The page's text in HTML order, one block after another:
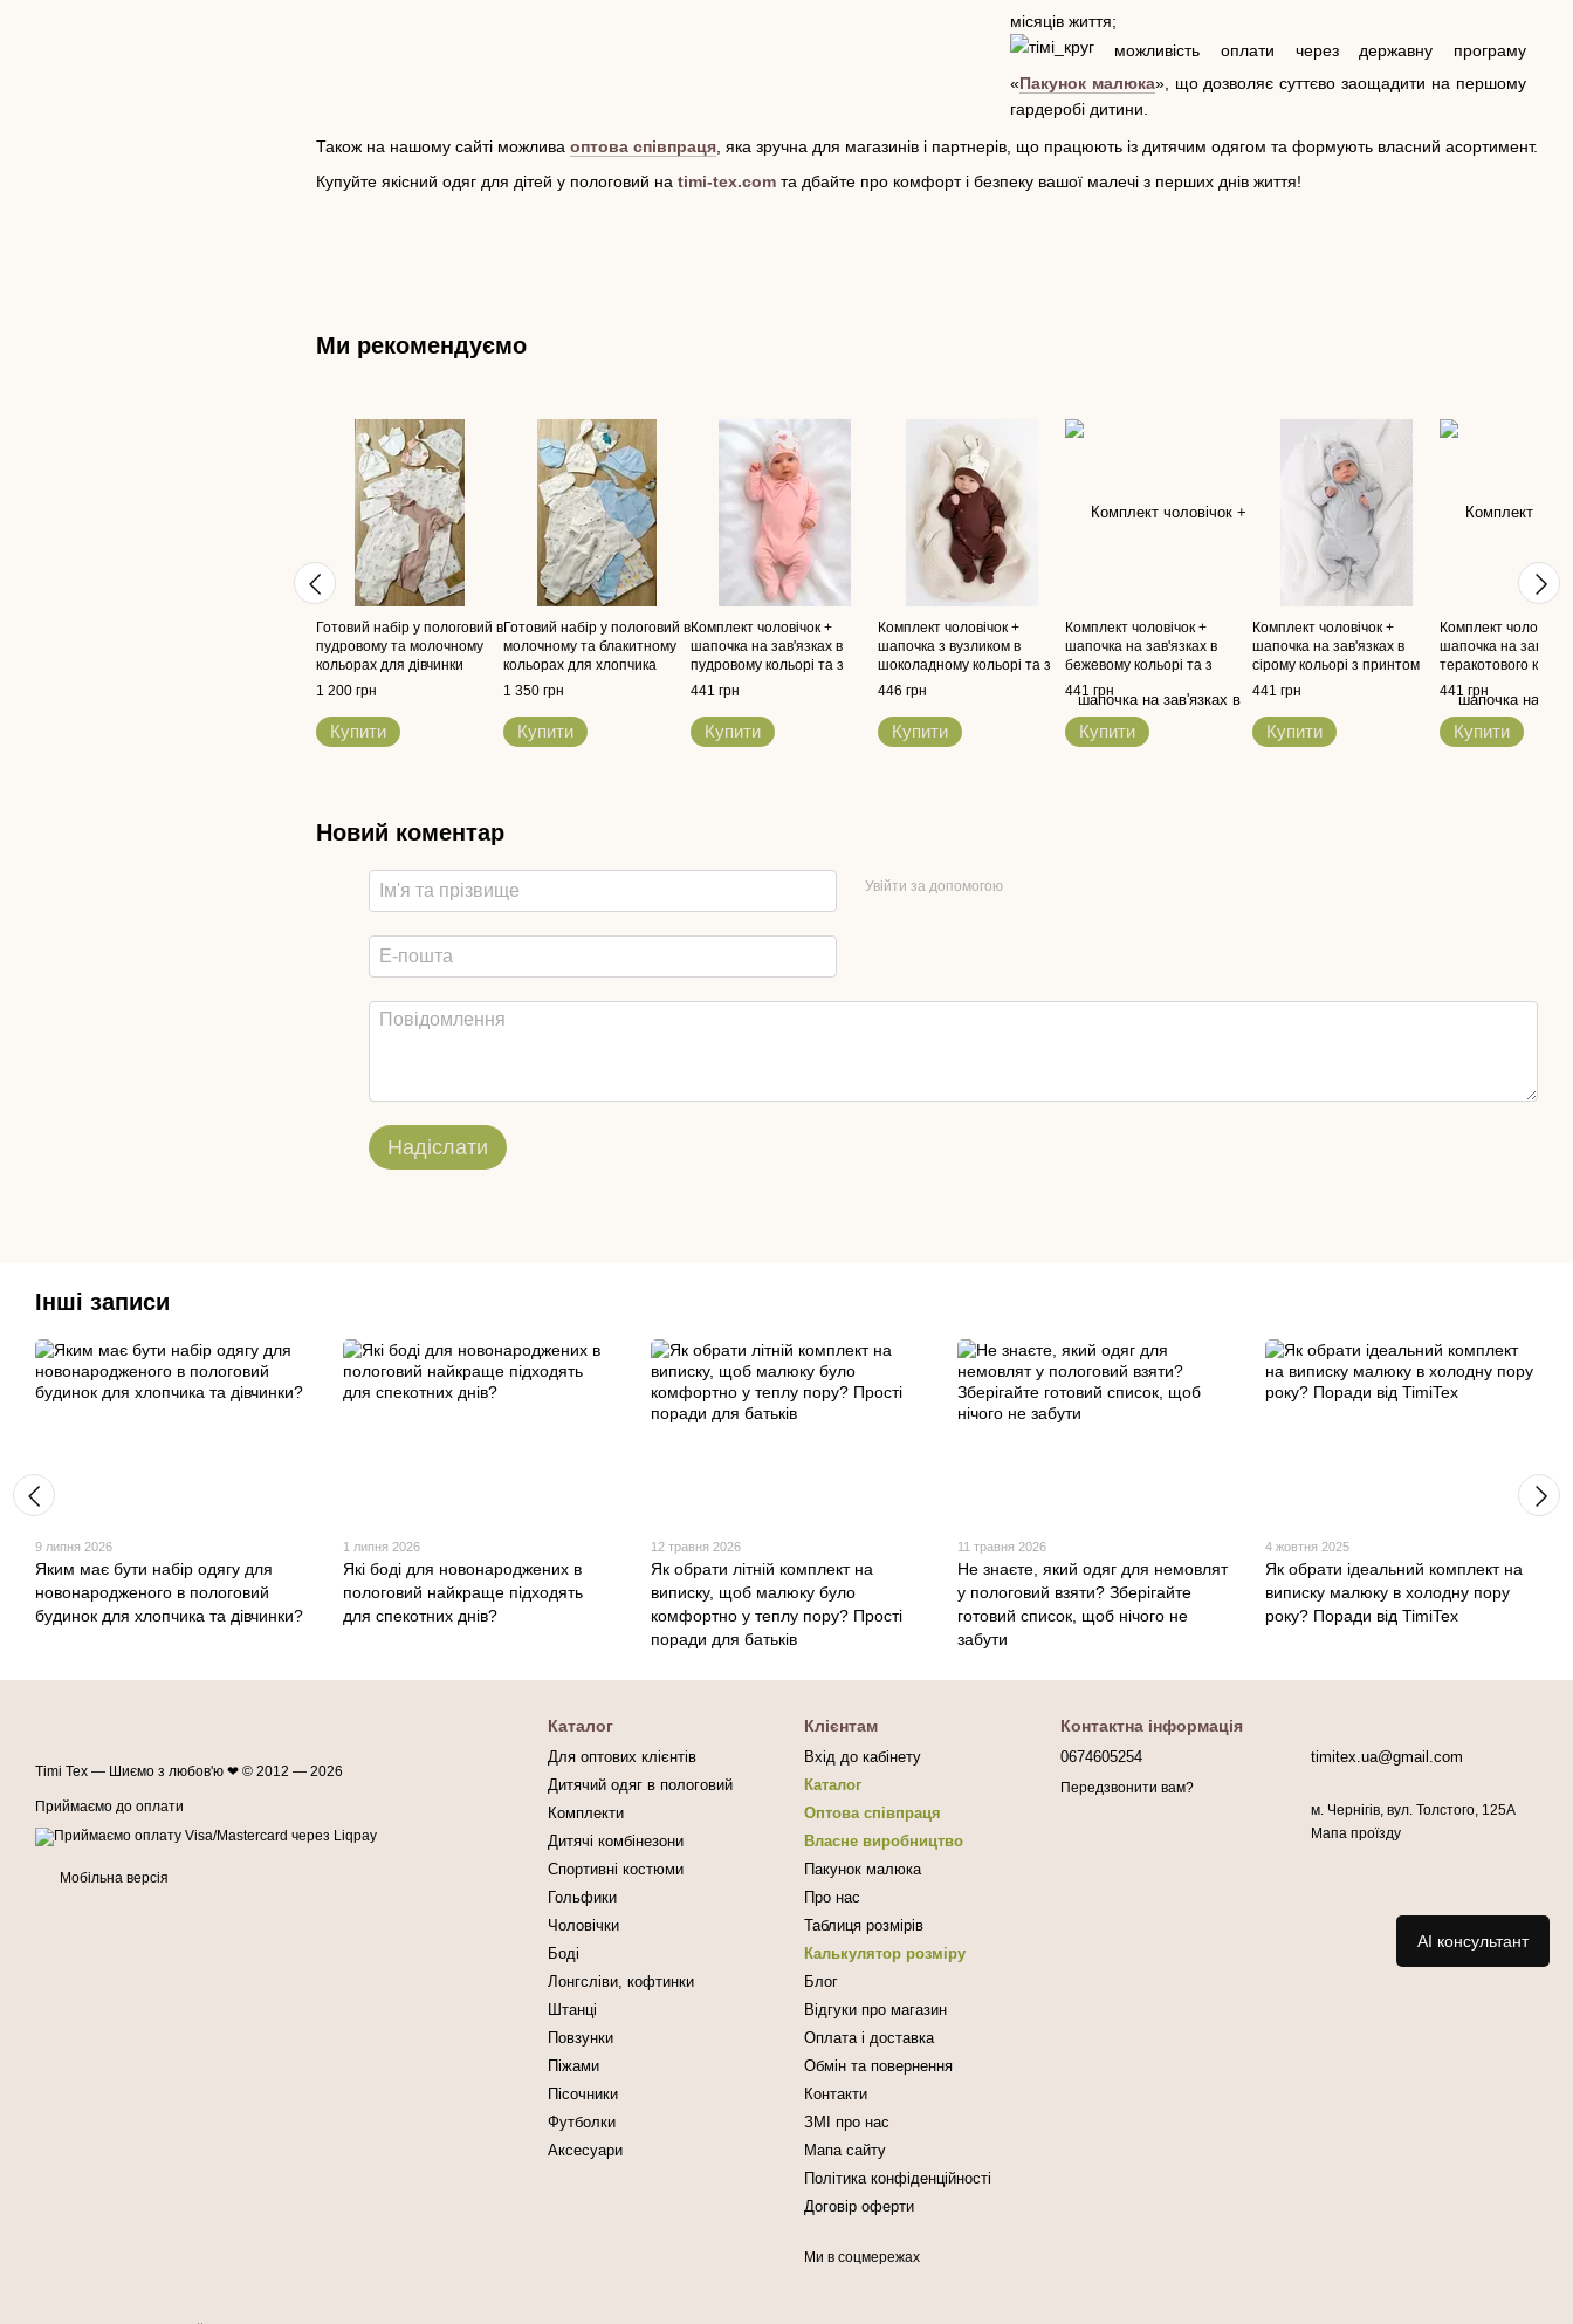
місяців життя;
можливість оплати через державну програму
«Пакунок малюка», що дозволяє суттєво заощадити на першому
гардеробі дитини.
Також на нашому сайті можлива оптова співпраця , яка зручна для магазинів і партнерів, що працюють із дитячим одягом та формують власний асортимент.
Купуйте якісний одяг для дітей у пологовий на timi-tex.com та дбайте про комфорт і безпеку вашої малечі з перших днів життя!
Ми рекомендуємо
Готовий набір у пологовий в
пудровому та молочному
кольорах для дівчинки
1 200 грн
Купити
Готовий набір у пологовий в
молочному та блакитному
кольорах для хлопчика
1 350 грн
Купити
Комплект чоловічок +
шапочка на зав'язках в
пудровому кольорі та з
принтом "єдиноріг" для
новонародженої дівчинки
441 грн
Купити
Комплект чоловічок +
шапочка з вузликом в
шоколадному кольорі та з
принтом "жирафи" для
новонароджених
446 грн
Купити
Комплект чоловічок +
шапочка на зав'язках в
бежевому кольорі та з
принтом "леопардовий" для
дівчинки
441 грн
Купити
Комплект чоловічок +
шапочка на зав'язках в
сірому кольорі з принтом
"слоненята" для хлопчика
441 грн
Купити
Комплект чоловічок
шапочка на
теракотового
принтом "авто" для
хлопчика
441 грн
Купити
Новий коментар
Увійти за допомогою
Надіслати
Інші записи
9 липня 2026
Яким має бути набір одягу для
новонародженого в пологовий
будинок для хлопчика та дівчинки?
1 липня 2026
Які боді для новонароджених в
пологовий найкраще підходять
для спекотних днів?
12 травня 2026
Як обрати літній комплект на
виписку, щоб малюку було
комфортно у теплу пору? Прості
поради для батьків
11 травня 2026
Не знаєте, який одяг для немовлят
у пологовий взяти? Зберігайте
готовий список, щоб нічого не
забути
4 жовтня 2025
Як обрати ідеальний комплект на
виписку малюку в холодну пору
року? Поради від TimiTex
Timi Tex — Шиємо з любов'ю ❤ © 2012 — 2026
Приймаємо до оплати
Мобільна версія
Каталог
Для оптових клієнтів
Дитячий одяг в пологовий
Комплекти
Дитячі комбінезони
Спортивні костюми
Гольфики
Чоловічки
Боді
Лонгсліви, кофтинки
Штанці
Повзунки
Піжами
Пісочники
Футболки
Аксесуари
Клієнтам
Вхід до кабінету
Каталог
Оптова співпраця
Власне виробництво
Пакунок малюка
Про нас
Таблиця розмірів
Калькулятор розміру
Блог
Відгуки про магазин
Оплата і доставка
Обмін та повернення
Контакти
ЗМІ про нас
Мапа сайту
Політика конфіденційності
Договір оферти
Ми в соцмережах
Контактна інформація
0674605254
Передзвонити вам?
timitex.ua@gmail.com
м. Чернігів, вул. Толстого, 125А
Мапа проїзду
AI консультант